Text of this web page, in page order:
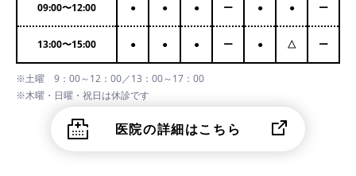
09:00〜12:00 ● ● ● ー ● ● ー
13:00〜15:00 ● ● ● ー ● △ ー
※土曜 9：00～12：00／13：00～17：00
※木曜・日曜・祝日は休診です
医院の詳細はこちら